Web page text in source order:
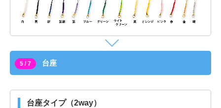
5 / 7 台座
台座タイプ（2way）